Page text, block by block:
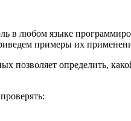
в любом языке
примеры их
позволяет определить,